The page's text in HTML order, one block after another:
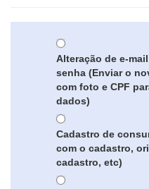
Alteração de e-
senha (Enviar o
com foto e CPF
dados)
Cadastro de
com o cadastro,
cadastro, etc)